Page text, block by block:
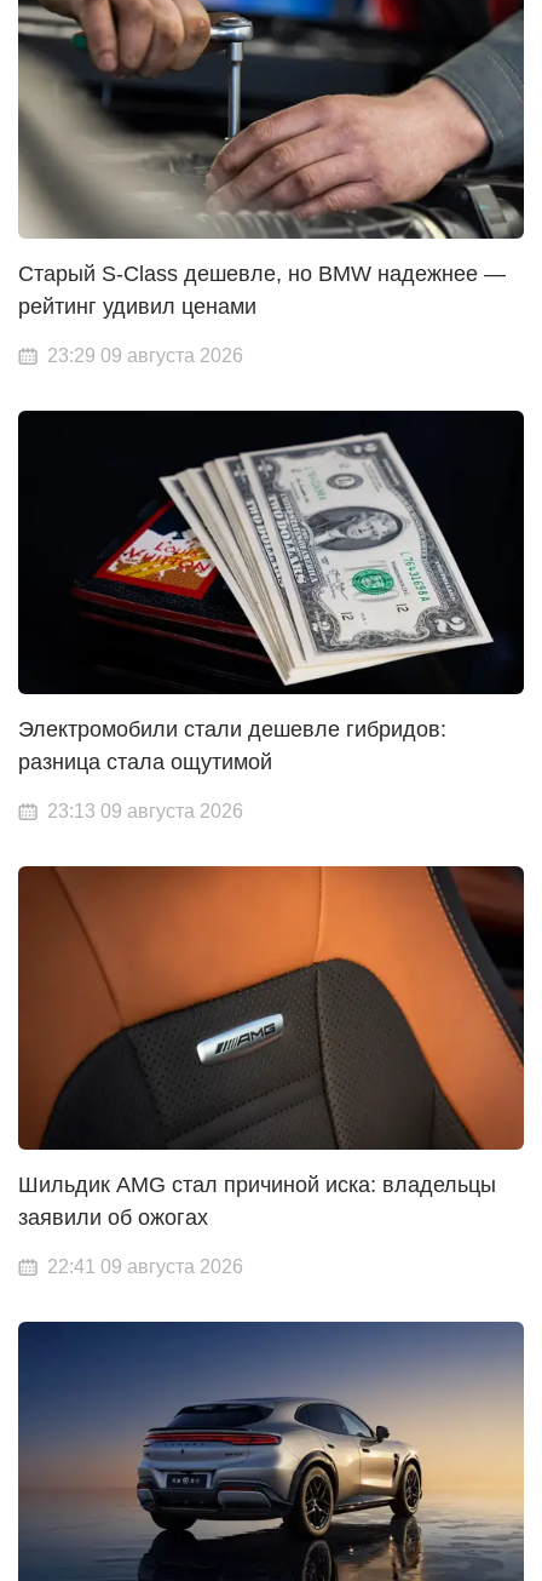
Старый S-Class дешевле, но BMW надежнее —
рейтинг удивил ценами
23:29 09 августа 2026
Электромобили стали дешевле гибридов:
разница стала ощутимой
23:13 09 августа 2026
Шильдик AMG стал причиной иска: владельцы
заявили об ожогах
22:41 09 августа 2026